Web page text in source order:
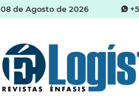
08 de Agosto de 2026